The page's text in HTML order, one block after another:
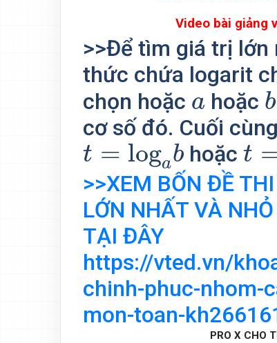
Video bài giảng
>>Để tìm giá trị lớn
thức chứa logarit
chọn hoặc a
a hoặc b
cơ số đó. Cuối
t = logab
t= logab hoặct
t=
>>XEM BỐN ĐỀ
LỚN NHẤT VÀ
TẠI ĐÂY
https://vted.vn/
chinh-phuc-nhom-
mon-toan-
PRO X CHO